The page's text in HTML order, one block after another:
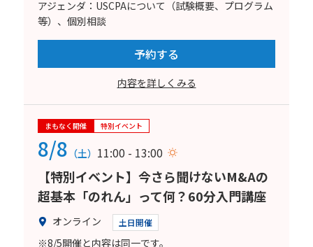
アジェンダ：USCPAについて（試験概要、プログラム
等）、個別相談
予約する
内容を詳しくみる
まもなく開催 特別イベント
8/8 （土） 11:00 - 13:00
【特別イベント】今さら聞けないM&Aの
超基本「のれん」って何？60分入門講座
オンライン 土日開催
※8/5開催と内容は同一です。